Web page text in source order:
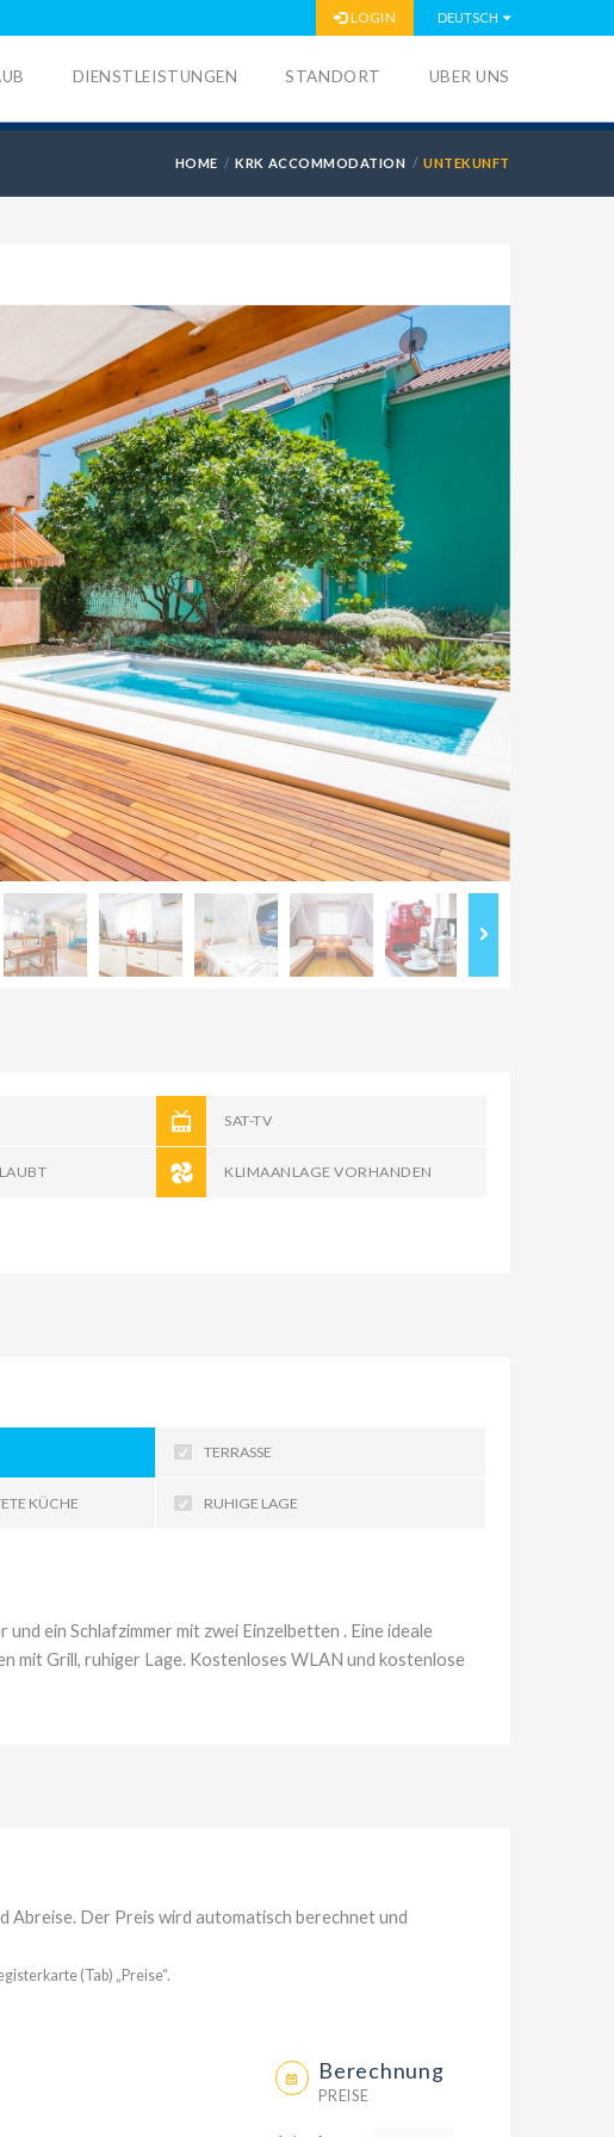
LOGIN DEUTSCH
DIENSTLEISTUNGEN STANDORT UBER UNS
HOME KRK ACCOMMODATION UNTEKUNFT
SAT-TV
KLIMAANLAGE VORHANDEN
TERRASSE
KÜCHE RUHIGE LAGE
ein Schlafzimmer mit zwei Einzelbetten . Eine ideale
mit Grill, ruhiger Lage. Kostenloses WLAN und kostenlose
Abreise. Der Preis wird automatisch berechnet und
(Tab) „Preise“.
Berechnung
PREISE